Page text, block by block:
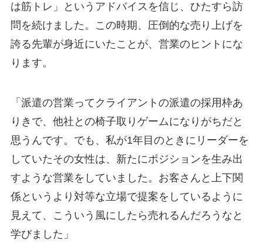
は筋トレ」というアドバイスを信じ、ひたすら訪
問を続けました。この時期、圧倒的な売り上げを
誇る先輩が身近にいたことが、営業のヒントにな
ります。
「派遣の営業ってクライアントの派遣の採用枠あ
りきで、他社との椅子取りゲームになりがちだと
思うんです。でも、私が1年目のときにリーダーを
していたその女性は、新たにポジションを生み出
すような営業をしていました。お客さんと上下関
係というより対等な立場で提案をしているように
見えて、こういう風にしたら売れるんだろうなと
学びました」